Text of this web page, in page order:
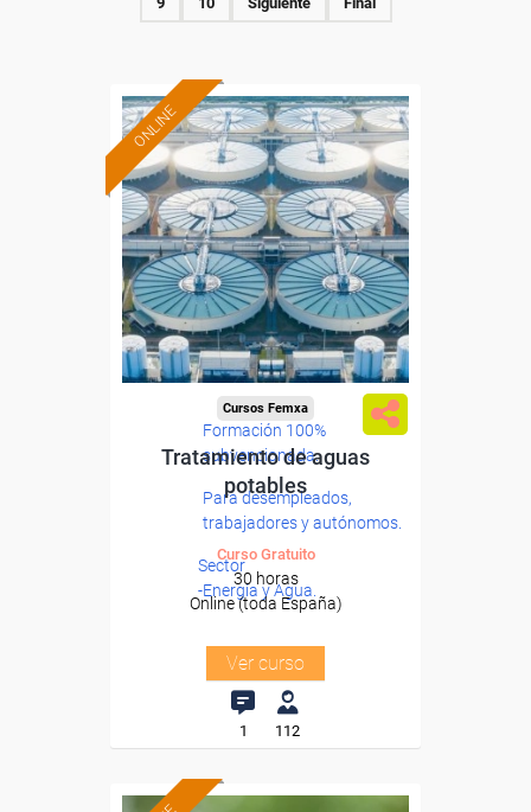
ONLINE
Formación 100%
subvencionada.
Para desempleados,
trabajadores y autónomos.
Sector
-Energía y Agua.
Cursos Femxa
Tratamiento de aguas
potables
Curso Gratuito
30 horas
Online (toda España)
Ver curso
1 112